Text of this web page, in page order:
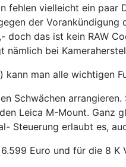
fehlen vielleicht ein
der
doch das ist kein RAW
bei
man alle wichtigen
Schwächen
Leica M-Mount.
Steuerung erlaubt es,
Euro und für die 8 K